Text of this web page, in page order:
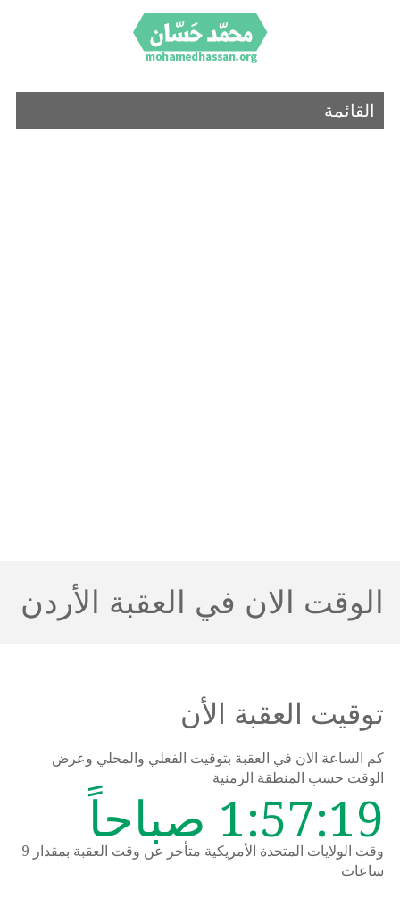
القائمة
الوقت الان في العقبة الأردن
توقيت العقبة الأن
كم الساعة الان في العقبة بتوقيت الفعلي والمحلي وعرض
الوقت حسب المنطقة الزمنية
1:57:19 صباحاً
وقت الولايات المتحدة الأمريكية متأخر عن وقت العقبة بمقدار 9
ساعات